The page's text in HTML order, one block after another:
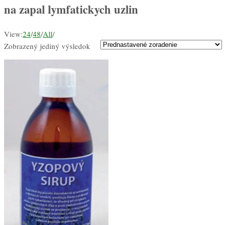
na zapal lymfatickych uzlin
View:24/48/All/
Zobrazený jediný výsledok